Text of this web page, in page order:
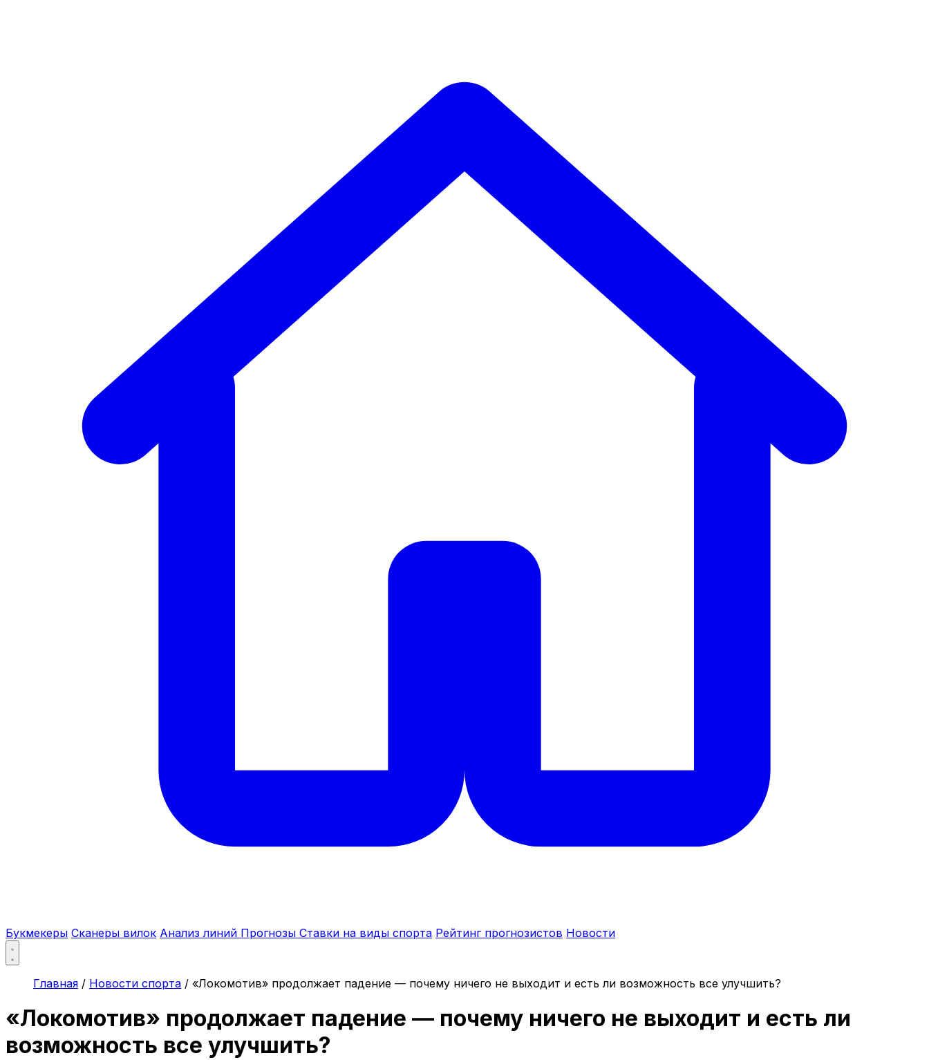
Букмекеры Сканеры вилок Анализ линий Прогнозы Ставки на виды спорта Рейтинг прогнозистов Новости
Главная / Новости спорта / «Локомотив» продолжает падение — почему ничего не выходит и есть ли возможность все улучшить?
«Локомотив» продолжает падение — почему ничего не выходит и есть ли
возможность все улучшить?